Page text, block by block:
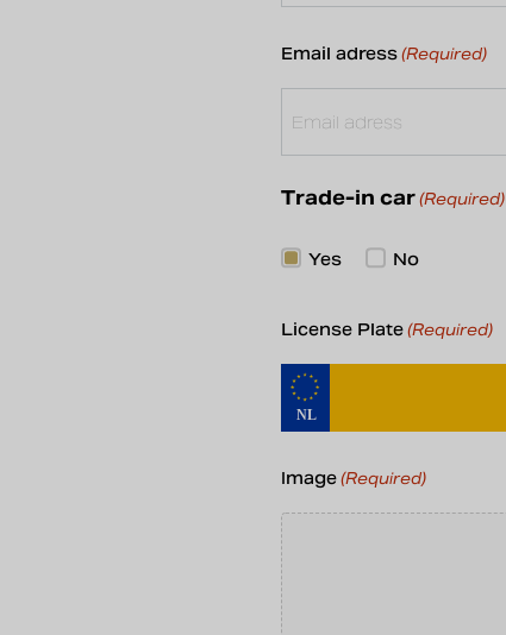
Email adress(Required)
Trade-in car(Required)
Yes No
License Plate(Required)
Image(Required)